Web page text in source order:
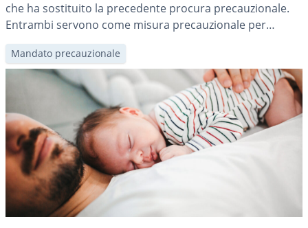
che ha sostituito la precedente procura precauzionale.
Entrambi servono come misura precauzionale per
affidare a qualcuno la tutela degli interessi in caso di
incapacità. Vi spieghiamo quali sono le somiglianze e le
differenze e a cosa fare attenzione.
Mandato precauzionale